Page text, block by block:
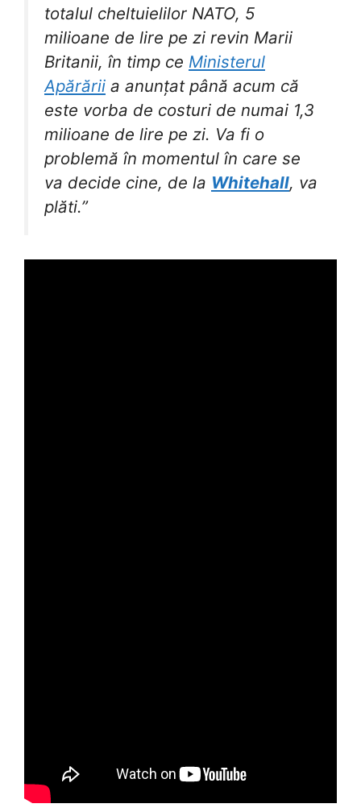
totalul cheltuielilor NATO, 5
milioane de lire pe zi revin Marii
Britanii, în timp ce Ministerul
Apărării a anunțat până acum că
este vorba de costuri de numai 1,3
milioane de lire pe zi. Va fi o
problemă în momentul în care se
va decide cine, de la Whitehall, va
plăti.”